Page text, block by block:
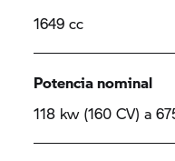
1649 cc
Potencia nominal
118 kw (160 CV) a